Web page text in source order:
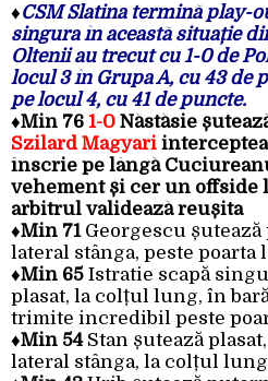
♦CSM Slatina termină play-
singura în această situație
Oltenii au trecut cu 1-0 de
locul 3 în Grupa A, cu 43 de
pe locul 4, cu 41 de puncte.
♦Min 76 1-0 Năstăsie
Szilard Magyari
înscrie pe lângă
vehement și cer un
arbitrul validează reușita
♦Min 71 Georgescu șutează
lateral stânga, peste
♦Min 65 Istratie scapă
plasat, la colțul lung, în
trimite incredibil peste
♦Min 54 Stan șutează
lateral stânga, la colțul